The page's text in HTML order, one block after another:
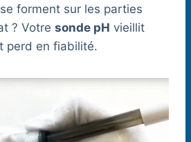
forment sur les parties
? Votre sonde pH vieillit
perd en fiabilité.